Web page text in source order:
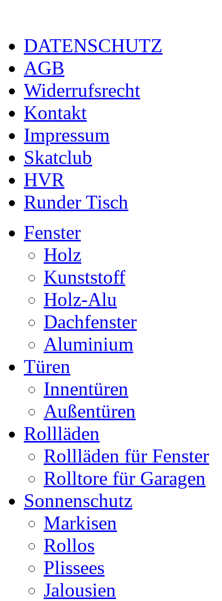
DATENSCHUTZ
AGB
Widerrufsrecht
Kontakt
Impressum
Skatclub
HVR
Runder Tisch
Fenster
Holz
Kunststoff
Holz-Alu
Dachfenster
Aluminium
Türen
Innentüren
Außentüren
Rollläden
Rollläden für Fenster
Rolltore für Garagen
Sonnenschutz
Markisen
Rollos
Plissees
Jalousien